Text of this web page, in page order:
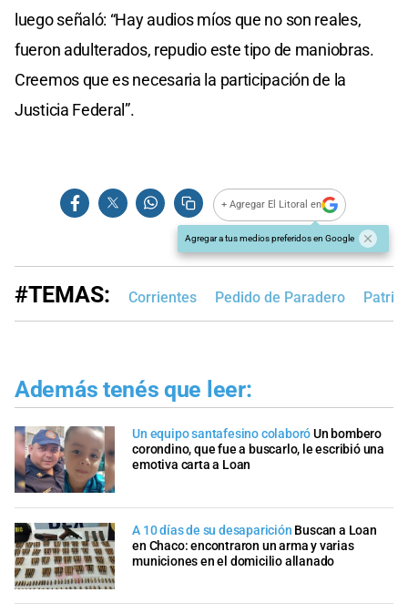
luego señaló: “Hay audios míos que no son reales,
fueron adulterados, repudio este tipo de maniobras.
Creemos que es necesaria la participación de la
Justicia Federal”.
+ Agregar El Litoral en
Agregar a tus medios preferidos en Google
#TEMAS: Corrientes Pedido de Paradero
Además tenés que leer:
Un equipo santafesino colaboróUn bombero
corondino, que fue a buscarlo, le escribió una
emotiva carta a Loan
A 10 días de su desaparición Buscan a Loan
en Chaco: encontraron un arma y varias
municiones en el domicilio allanado